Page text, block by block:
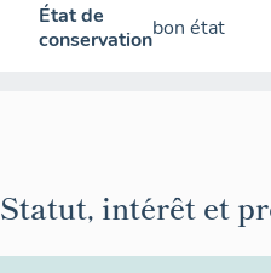
État de
conservationbon état
Statut, intérêt et